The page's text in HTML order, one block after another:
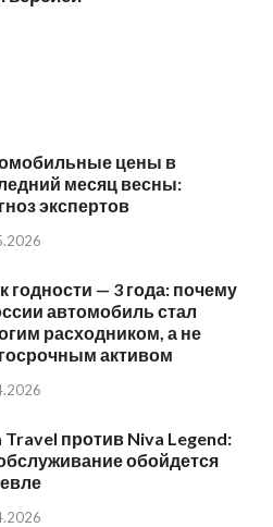
цены в
месяц весны:
экспертов
годности — 3 года: почему
автомобиль стал
расходником, а не
активом
Travel против Niva Legend:
обойдется